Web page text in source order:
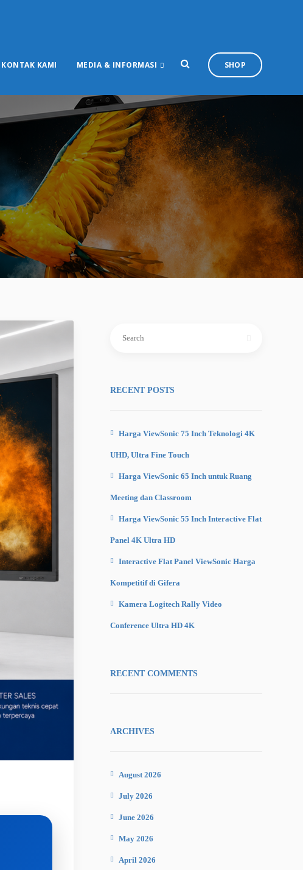
KONTAK KAMI MEDIA & INFORMASI SHOP
RECENT POSTS
Harga ViewSonic 75 Inch Teknologi 4K
UHD, Ultra Fine Touch
Harga ViewSonic 65 Inch untuk Ruang
Meeting dan Classroom
Harga ViewSonic 55 Inch Interactive Flat
Panel 4K Ultra HD
Interactive Flat Panel ViewSonic Harga
Kompetitif di Gifera
Kamera Logitech Rally Video
Conference Ultra HD 4K
RECENT COMMENTS
ARCHIVES
August 2026
July 2026
June 2026
May 2026
April 2026